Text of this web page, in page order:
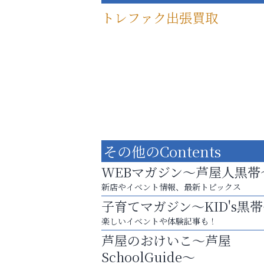
トレファク出張買取
査定のプロが心を込めて出張査定
ご不要品の売却はトレファク出張買取へ
南芦屋浜皮膚科クリニック
その他のContents
WEBマガジン～芦屋人黒帯
新店やイベント情報、最新トピックス
子育てマガジン～KID's黒
楽しいイベントや体験記事も！
芦屋のおけいこ～芦屋
SchoolGuide～